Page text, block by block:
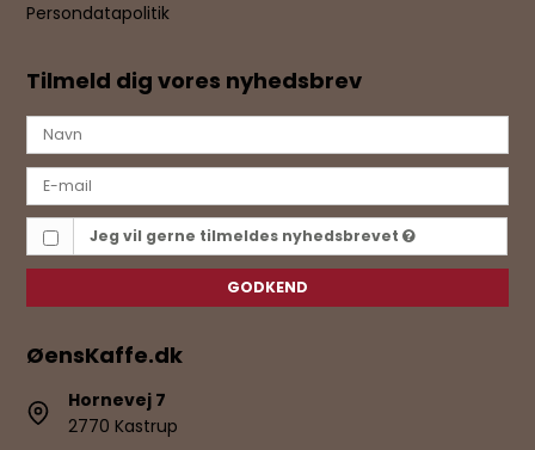
Persondatapolitik
Tilmeld dig vores nyhedsbrev
Jeg vil gerne tilmeldes nyhedsbrevet
GODKEND
ØensKaffe.dk
Hornevej 7
2770 Kastrup